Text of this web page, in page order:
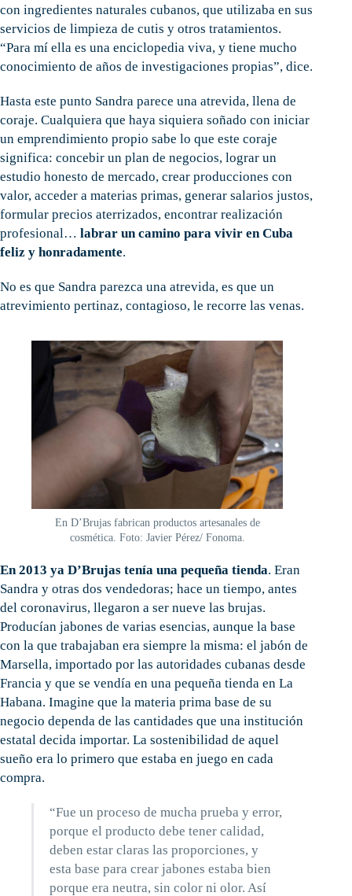
con ingredientes naturales cubanos, que utilizaba en sus
servicios de limpieza de cutis y otros tratamientos.
“Para mí ella es una enciclopedia viva, y tiene mucho
conocimiento de años de investigaciones propias”, dice.
Hasta este punto Sandra parece una atrevida, llena de
coraje. Cualquiera que haya siquiera soñado con iniciar
un emprendimiento propio sabe lo que este coraje
significa: concebir un plan de negocios, lograr un
estudio honesto de mercado, crear producciones con
valor, acceder a materias primas, generar salarios justos,
formular precios aterrizados, encontrar realización
profesional… labrar un camino para vivir en Cuba
feliz y honradamente.
No es que Sandra parezca una atrevida, es que un
atrevimiento pertinaz, contagioso, le recorre las venas.
En D’Brujas fabrican productos artesanales de
cosmética. Foto: Javier Pérez/ Fonoma.
En 2013 ya D’Brujas tenía una pequeña tienda. Eran
Sandra y otras dos vendedoras; hace un tiempo, antes
del coronavirus, llegaron a ser nueve las brujas.
Producían jabones de varias esencias, aunque la base
con la que trabajaban era siempre la misma: el jabón de
Marsella, importado por las autoridades cubanas desde
Francia y que se vendía en una pequeña tienda en La
Habana. Imagine que la materia prima base de su
negocio dependa de las cantidades que una institución
estatal decida importar. La sostenibilidad de aquel
sueño era lo primero que estaba en juego en cada
compra.
“Fue un proceso de mucha prueba y error,
porque el producto debe tener calidad,
deben estar claras las proporciones, y
esta base para crear jabones estaba bien
porque era neutra, sin color ni olor. Así